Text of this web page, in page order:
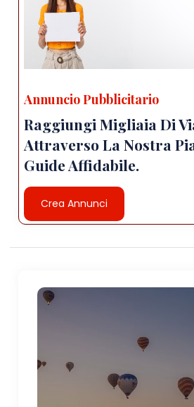
Annuncio Pubblicitario
Raggiungi Migliaia Di
Attraverso La Nostra
Guide Affidabile.
Crea Annunci